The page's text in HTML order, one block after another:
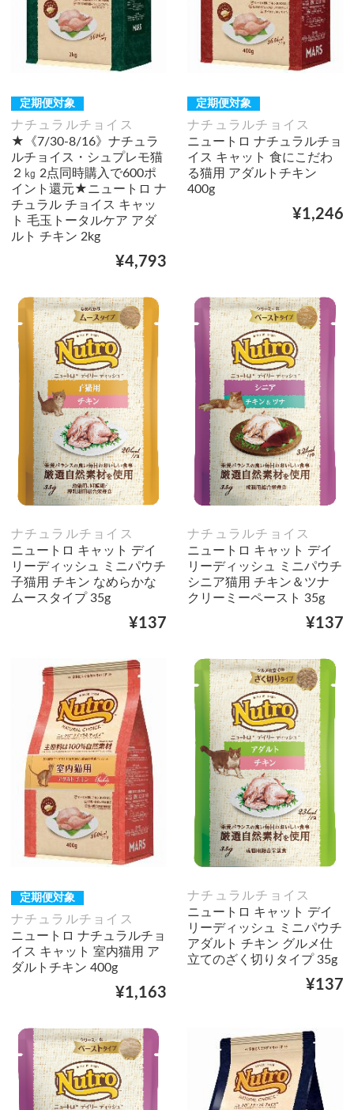
定期便対象
ナチュラルチョイス
★《7/30-8/16》ナチュラ
ルチョイス・シュプレモ猫
２㎏ 2点同時購入で600ポ
イント還元★ニュートロ ナ
チュラル チョイス キャッ
ト 毛玉トータルケア アダ
ルト チキン 2kg
¥4,793
定期便対象
ナチュラルチョイス
ニュートロ ナチュラルチョ
イス キャット 食にこだわ
る猫用 アダルトチキン
400g
¥1,246
ナチュラルチョイス
ニュートロ キャット デイ
リーディッシュ ミニパウチ
子猫用 チキン なめらかな
ムースタイプ 35g
¥137
ナチュラルチョイス
ニュートロ キャット デイ
リーディッシュ ミニパウチ
シニア猫用 チキン＆ツナ
クリーミーペースト 35g
¥137
定期便対象
ナチュラルチョイス
ニュートロ ナチュラルチョ
イス キャット 室内猫用 ア
ダルトチキン 400g
¥1,163
ナチュラルチョイス
ニュートロ キャット デイ
リーディッシュ ミニパウチ
アダルト チキン グルメ仕
立てのざく切りタイプ 35g
¥137